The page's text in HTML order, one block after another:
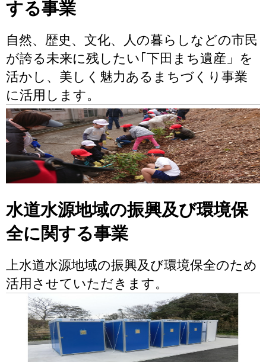
する事業
自然、歴史、文化、人の暮らしなどの市民
が誇る未来に残したい｢下田まち遺産」を
活かし、美しく魅力あるまちづくり事業
に活用します。
水道水源地域の振興及び環境保
全に関する事業
上水道水源地域の振興及び環境保全のため
活用させていただきます。